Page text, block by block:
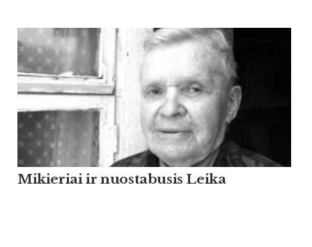
Mikieriai ir nuostabusis Leika